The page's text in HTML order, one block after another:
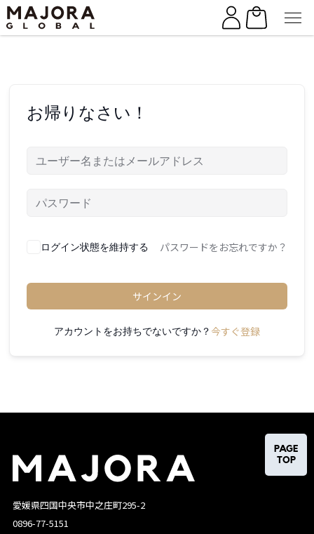
Skip
Skip
お帰りなさい！
ログイン状態を維持する パスワードをお忘れですか？
サインイン
アカウントをお持ちでないですか？ 今すぐ登録
愛媛県四国中央市中之庄町295-2
0896-77-5151
PAGE
TOP